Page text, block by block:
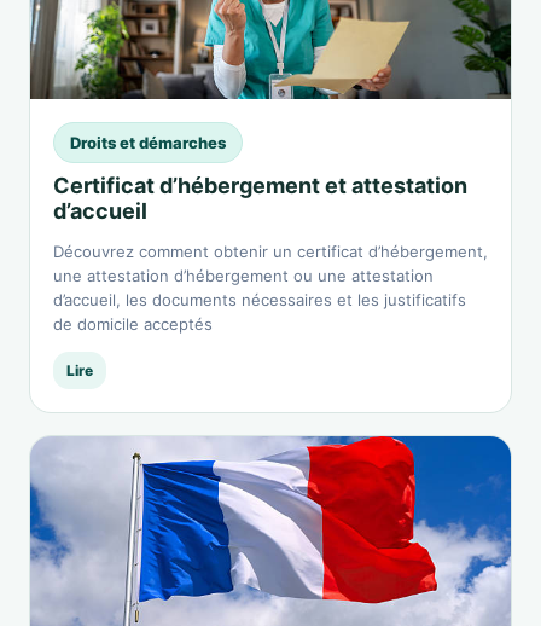
Droits et démarches
Certificat d’hébergement et attestation
d’accueil
Découvrez comment obtenir un certificat d’hébergement,
une attestation d’hébergement ou une attestation
d’accueil, les documents nécessaires et les justificatifs
de domicile acceptés
Lire